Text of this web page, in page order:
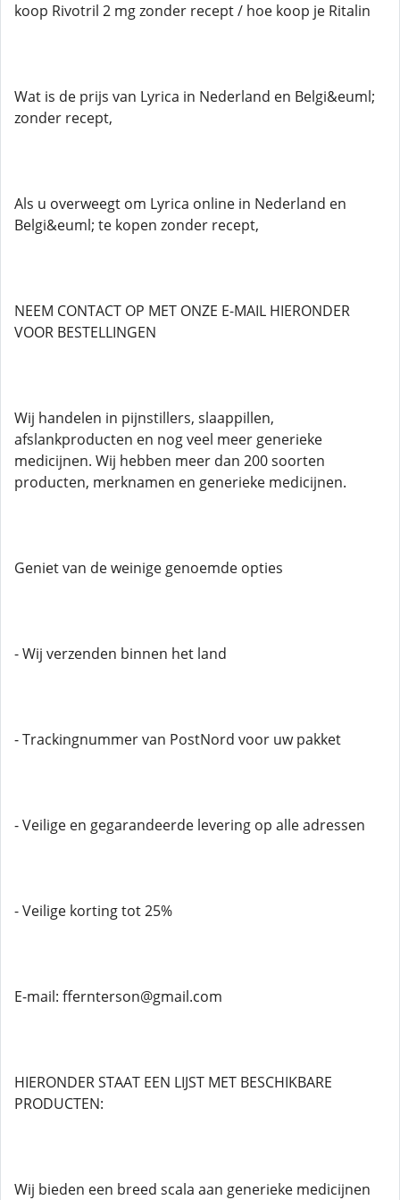
koop Rivotril 2 mg zonder recept / hoe koop je Ritalin
Wat is de prijs van Lyrica in Nederland en Belgi&euml;
zonder recept,
Als u overweegt om Lyrica online in Nederland en
Belgi&euml; te kopen zonder recept,
NEEM CONTACT OP MET ONZE E-MAIL HIERONDER
VOOR BESTELLINGEN
Wij handelen in pijnstillers, slaappillen,
afslankproducten en nog veel meer generieke
medicijnen. Wij hebben meer dan 200 soorten
producten, merknamen en generieke medicijnen.
Geniet van de weinige genoemde opties
- Wij verzenden binnen het land
- Trackingnummer van PostNord voor uw pakket
- Veilige en gegarandeerde levering op alle adressen
- Veilige korting tot 25%
E-mail: ffernterson@gmail.com
HIERONDER STAAT EEN LIJST MET BESCHIKBARE
PRODUCTEN:
Wij bieden een breed scala aan generieke medicijnen